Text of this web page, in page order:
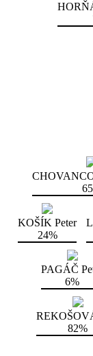
KOŠÍK Peter
24%
PAGÁČ
6%
82%